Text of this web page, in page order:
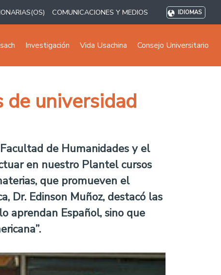
COMUNICACIONES Y MEDIOS IDIOMAS
Investigación Vida Usachina Consejo Universitario
de universidad
de Humanidades y el
en nuestro Plantel cursos
que promueven el
Dr. Edinson Muñoz, destacó las
aprendan Español, sino que